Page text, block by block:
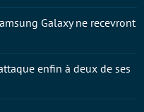
Galaxy ne recevront
enfin à deux de ses